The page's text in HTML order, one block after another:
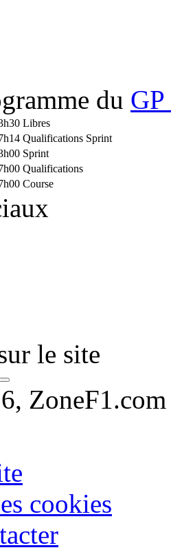
du
Libres
Qualifications Sprint
Sprint
Qualifications
Course
le site
ZoneF1.com
cookies